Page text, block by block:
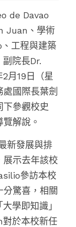
de Davao
Juan、學術
工程與建築
院長Dr.
月19日（星
國際長葉劍
下參觀校史
覽解說 。
新發展與排
展示去年該校
參訪本校
分驚喜，相關
大學即知識」
於本校新任